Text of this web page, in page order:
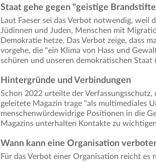
Staat gehe gegen "geistige
Laut Faeser sei das Verbot notwendig, weil
Jüdinnen und Juden, Menschen mit
Demokratie hetze. Das Verbot zeige, dass
vorgehe, die "ein Klima von Hass und
schüren und unseren demokratischen Staat
Hintergründe und Verbindungen
Schon 2022 urteilte der Verfassungsschutz,
geleitete Magazin trage "als multimediales
menschenwürdewidrige Positionen in die
Magazins unterhalten Kontakte zu
Wann kann eine Organisation
Für das Verbot einer Organisation reicht